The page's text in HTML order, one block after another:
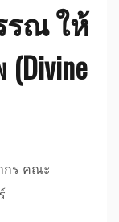
รณ ให้
กร คณะ